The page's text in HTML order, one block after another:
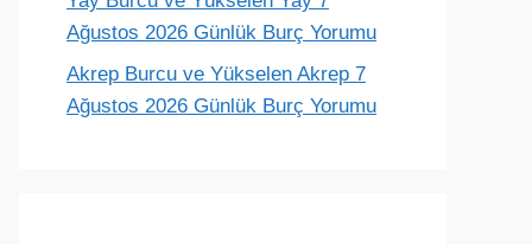
Ağustos 2026 Günlük Burç Yorumu
Akrep Burcu ve Yükselen Akrep 7
Ağustos 2026 Günlük Burç Yorumu